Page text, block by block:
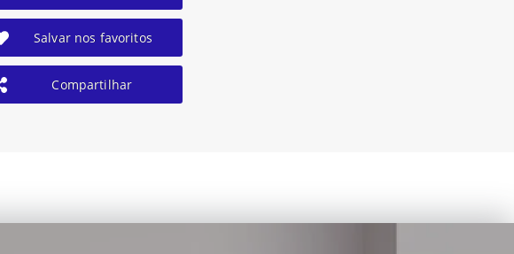
Salvar nos favoritos
Compartilhar